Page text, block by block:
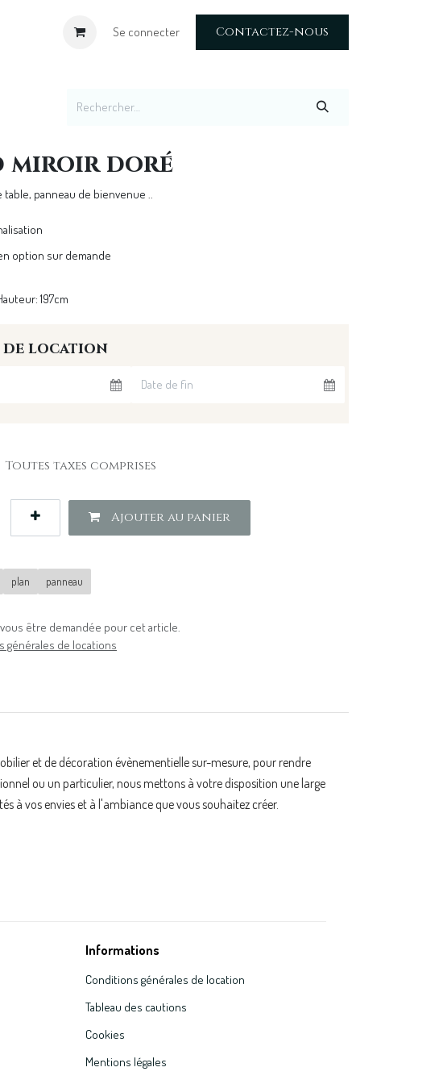
Se connecter Contactez-nous
miroir doré
table, panneau de bienvenue ..
option sur demande
197cm
de location
Toutes taxes comprises
Ajouter au panier
plan panneau
être demandée pour cet article.
générales de locations
et de décoration évènementielle sur-mesure, pour rendre
ou un particulier, nous mettons à votre disposition une large
à vos envies et à l'ambiance que vous souhaitez créer.
Informations
Conditions générales de location
Tableau des cautions
Cookies
Mentions légales